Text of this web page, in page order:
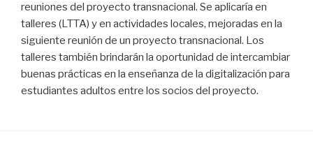
reuniones del proyecto transnacional. Se aplicaría en
talleres (LTTA) y en actividades locales, mejoradas en la
siguiente reunión de un proyecto transnacional. Los
talleres también brindarán la oportunidad de intercambiar
buenas prácticas en la enseñanza de la digitalización para
estudiantes adultos entre los socios del proyecto.